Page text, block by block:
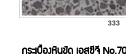
333
กระเบื้องหินขัด เอสซีจี